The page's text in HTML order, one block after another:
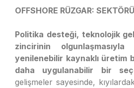
OFFSHORE RÜZGAR:
Politika desteği, teknolojik
zincirinin
yenilenebilir kaynaklı üretim
daha uygulanabilir bir
gelişmeler sayesinde,